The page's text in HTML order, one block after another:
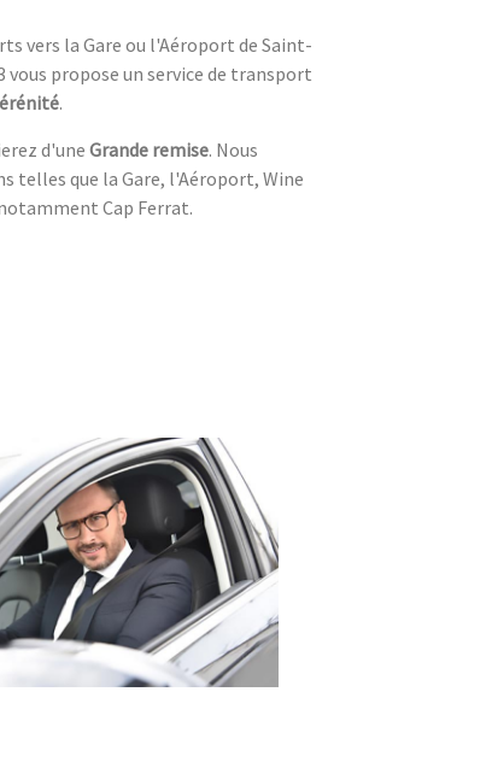
vers la Gare ou l'Aéroport de Saint-
propose un service de transport
.
d'une Grande remise. Nous
telles que la Gare, l'Aéroport, Wine
Cap Ferrat.